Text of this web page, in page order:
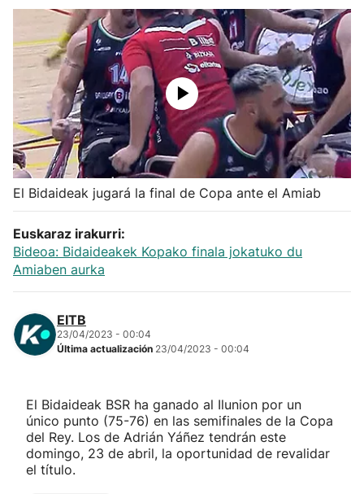
Baloncesto
Ciclismo
Herri-kirolak
Balonmano
Kirolak 360
Atletismo
Carreras de montaña
"Helmuga"
El Bidaideak jugará la final de Copa ante el Amiab
Euskaraz irakurri:
Bideoa: Bidaideakek Kopako finala jokatuko du
Amiaben aurka
EITB
23/04/2023 - 00:04
Última actualización 23/04/2023 - 00:04
El Bidaideak BSR ha ganado al Ilunion por un
único punto (75-76) en las semifinales de la Copa
del Rey. Los de Adrián Yáñez tendrán este
domingo, 23 de abril, la oportunidad de revalidar
el título.